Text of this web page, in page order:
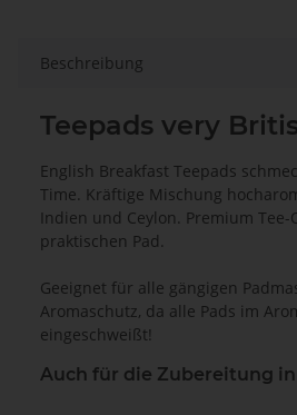
Beschreibung
Teepads very
English Breakfast Teepads
Time. Kräftige Mischung
Indien und Ceylon. Premium
praktischen Pad.
Geeignet für alle gängigen
Aromaschutz, da alle Pads im
eingeschweißt!
Auch für die Zubereitung in